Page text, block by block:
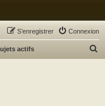
Connexion
S’enregistrer
actifs